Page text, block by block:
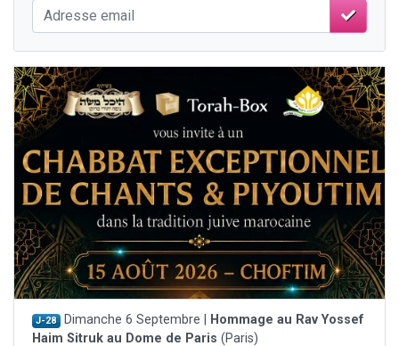
J-28 Dimanche 6 Septembre |
Hommage au Rav Yossef
Haim Sitruk au Dome de Paris (Paris)